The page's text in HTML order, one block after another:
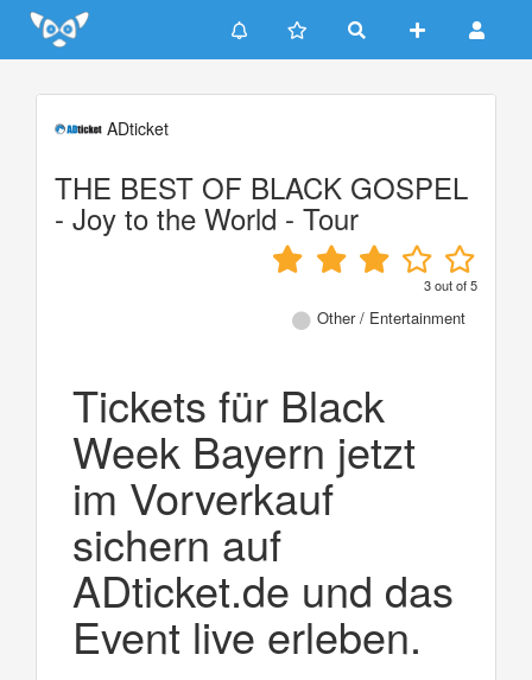
Update cookies preferences
ADticket
THE BEST OF BLACK GOSPEL
- Joy to the World - Tour
3out of5
Other / Entertainment
Tickets für Black
Week Bayern jetzt
im Vorverkauf
sichern auf
ADticket.de und das
Event live erleben.